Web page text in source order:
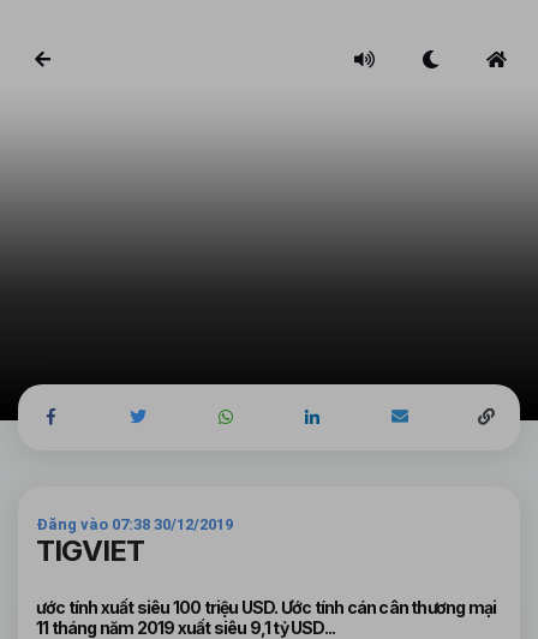
Đăng vào 07:38 30/12/2019
TIGVIET
ước tính xuất siêu 100 triệu USD. Ước tính cán cân thương mại
11 tháng năm 2019 xuất siêu 9,1 tỷ USD...